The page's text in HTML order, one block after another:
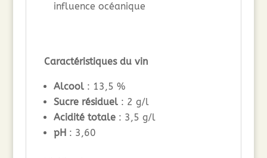
influence océanique
Caractéristiques du vin
Alcool: 13,5 %
Sucre résiduel: 2 g/l
Acidité totale: 3,5 g/l
pH: 3,60